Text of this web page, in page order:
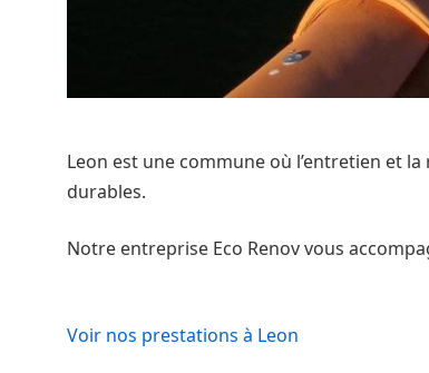
Leon est une commune où l’entretien et
durables.
Notre entreprise Eco Renov vous
Voir nos prestations à Leon